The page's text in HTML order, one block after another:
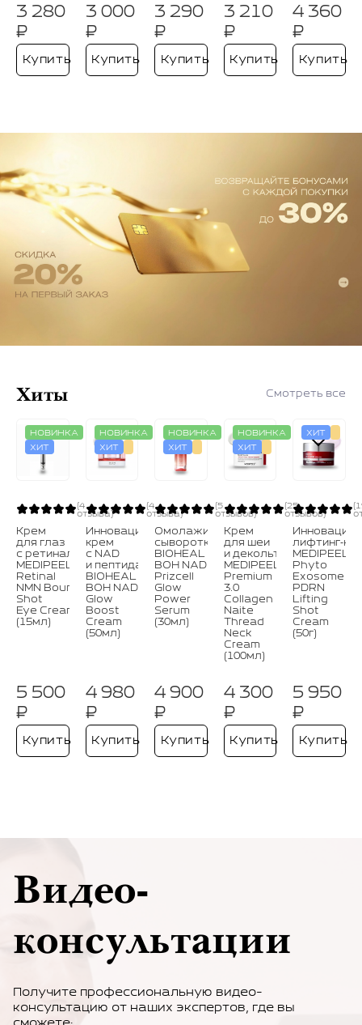
3 280
₽
Купить
3 000
₽
Купить
3 290
₽
Купить
3 210
₽
Купить
4 360
₽
Купить
Хиты Смотреть все
НОВИНКА
ХИТ
(4
отзыва)
Крем
для глаз
с ретиналем
MEDIPEEL⁺
Retinal
NMN Bounce
Shot
Eye Cream
(15мл)
5 500
₽
Купить
НОВИНКА
ХИТ
(4
отзыва)
Инновационный
крем
с NAD
и пептидами
BIOHEAL
BOH NAD‑Prizcell
Glow
Boost
Cream
(50мл)
4 980
₽
Купить
НОВИНКА
ХИТ
(5
отзывов)
Омолаживающая
сыворотка
BIOHEAL
BOH NAD
Prizcell
Glow
Power
Serum
(30мл)
4 900
₽
Купить
НОВИНКА
ХИТ
(25
отзывов)
Крем
для шеи
и декольте
MEDIPEEL⁺
Premium
3.0
Collagen
Naite
Thread
Neck
Cream
(100мл)
4 300
₽
Купить
ХИТ
MEDIPEEL⁺
Phyto
Exosome
PDRN
Lifting
Shot
Cream
(50г)
5 950
₽
Купить
Видео-
консультации
Получите профессиональную видео-
консультацию от наших экспертов, где вы